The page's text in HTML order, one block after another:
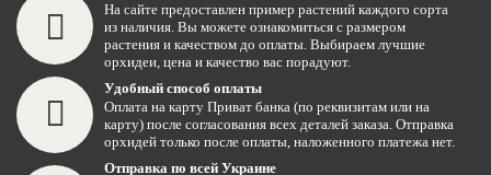
На сайте предоставлен пример растений каждого сорта
из наличия. Вы можете ознакомиться с размером
растения и качеством до оплаты. Выбираем лучшие
орхидеи, цена и качество вас порадуют.
Удобный способ оплаты
Оплата на карту Приват банка (по реквизитам или на
карту) после согласования всех деталей заказа. Отправка
орхидей только после оплаты, наложенного платежа нет.
Отправка по всей Украине